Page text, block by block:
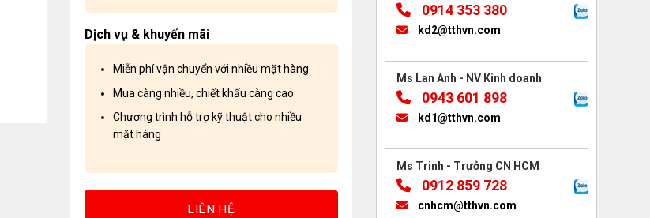
Dịch vụ & khuyến mãi
Miễn phí vận chuyển với nhiều mặt hàng
Mua càng nhiều, chiết khấu càng cao
Chương trình hỗ trợ kỹ thuật cho nhiều
mặt hàng
LIÊN HỆ
0914 353 380
kd2@tthvn.com
Ms Lan Anh - NV Kinh doanh
0943 601 898
kd1@tthvn.com
Ms Trinh - Trưởng CN HCM
0912 859 728
cnhcm@tthvn.com